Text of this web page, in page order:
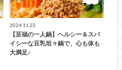
2024.11.22
【至福の一人鍋】ヘルシー＆スパ
イシーな豆乳坦々鍋で、心も体も
大満足♪